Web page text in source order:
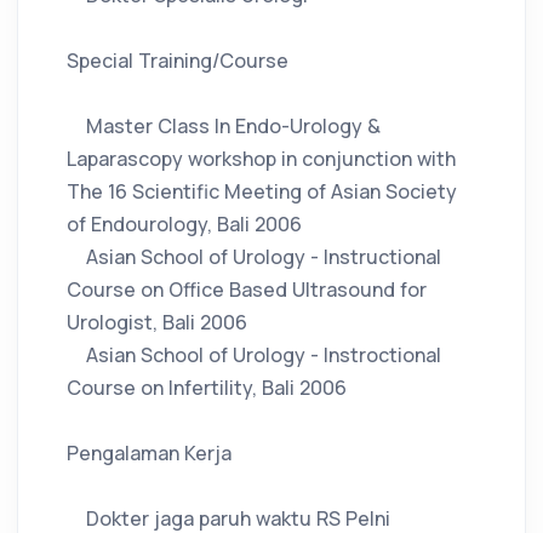
Special Training/Course
Master Class In Endo-Urology &
Laparascopy workshop in conjunction with
The 16 Scientific Meeting of Asian Society
of Endourology, Bali 2006
Asian School of Urology - Instructional
Course on Office Based Ultrasound for
Urologist, Bali 2006
Asian School of Urology - Instroctional
Course on Infertility, Bali 2006
Pengalaman Kerja
Dokter jaga paruh waktu RS Pelni